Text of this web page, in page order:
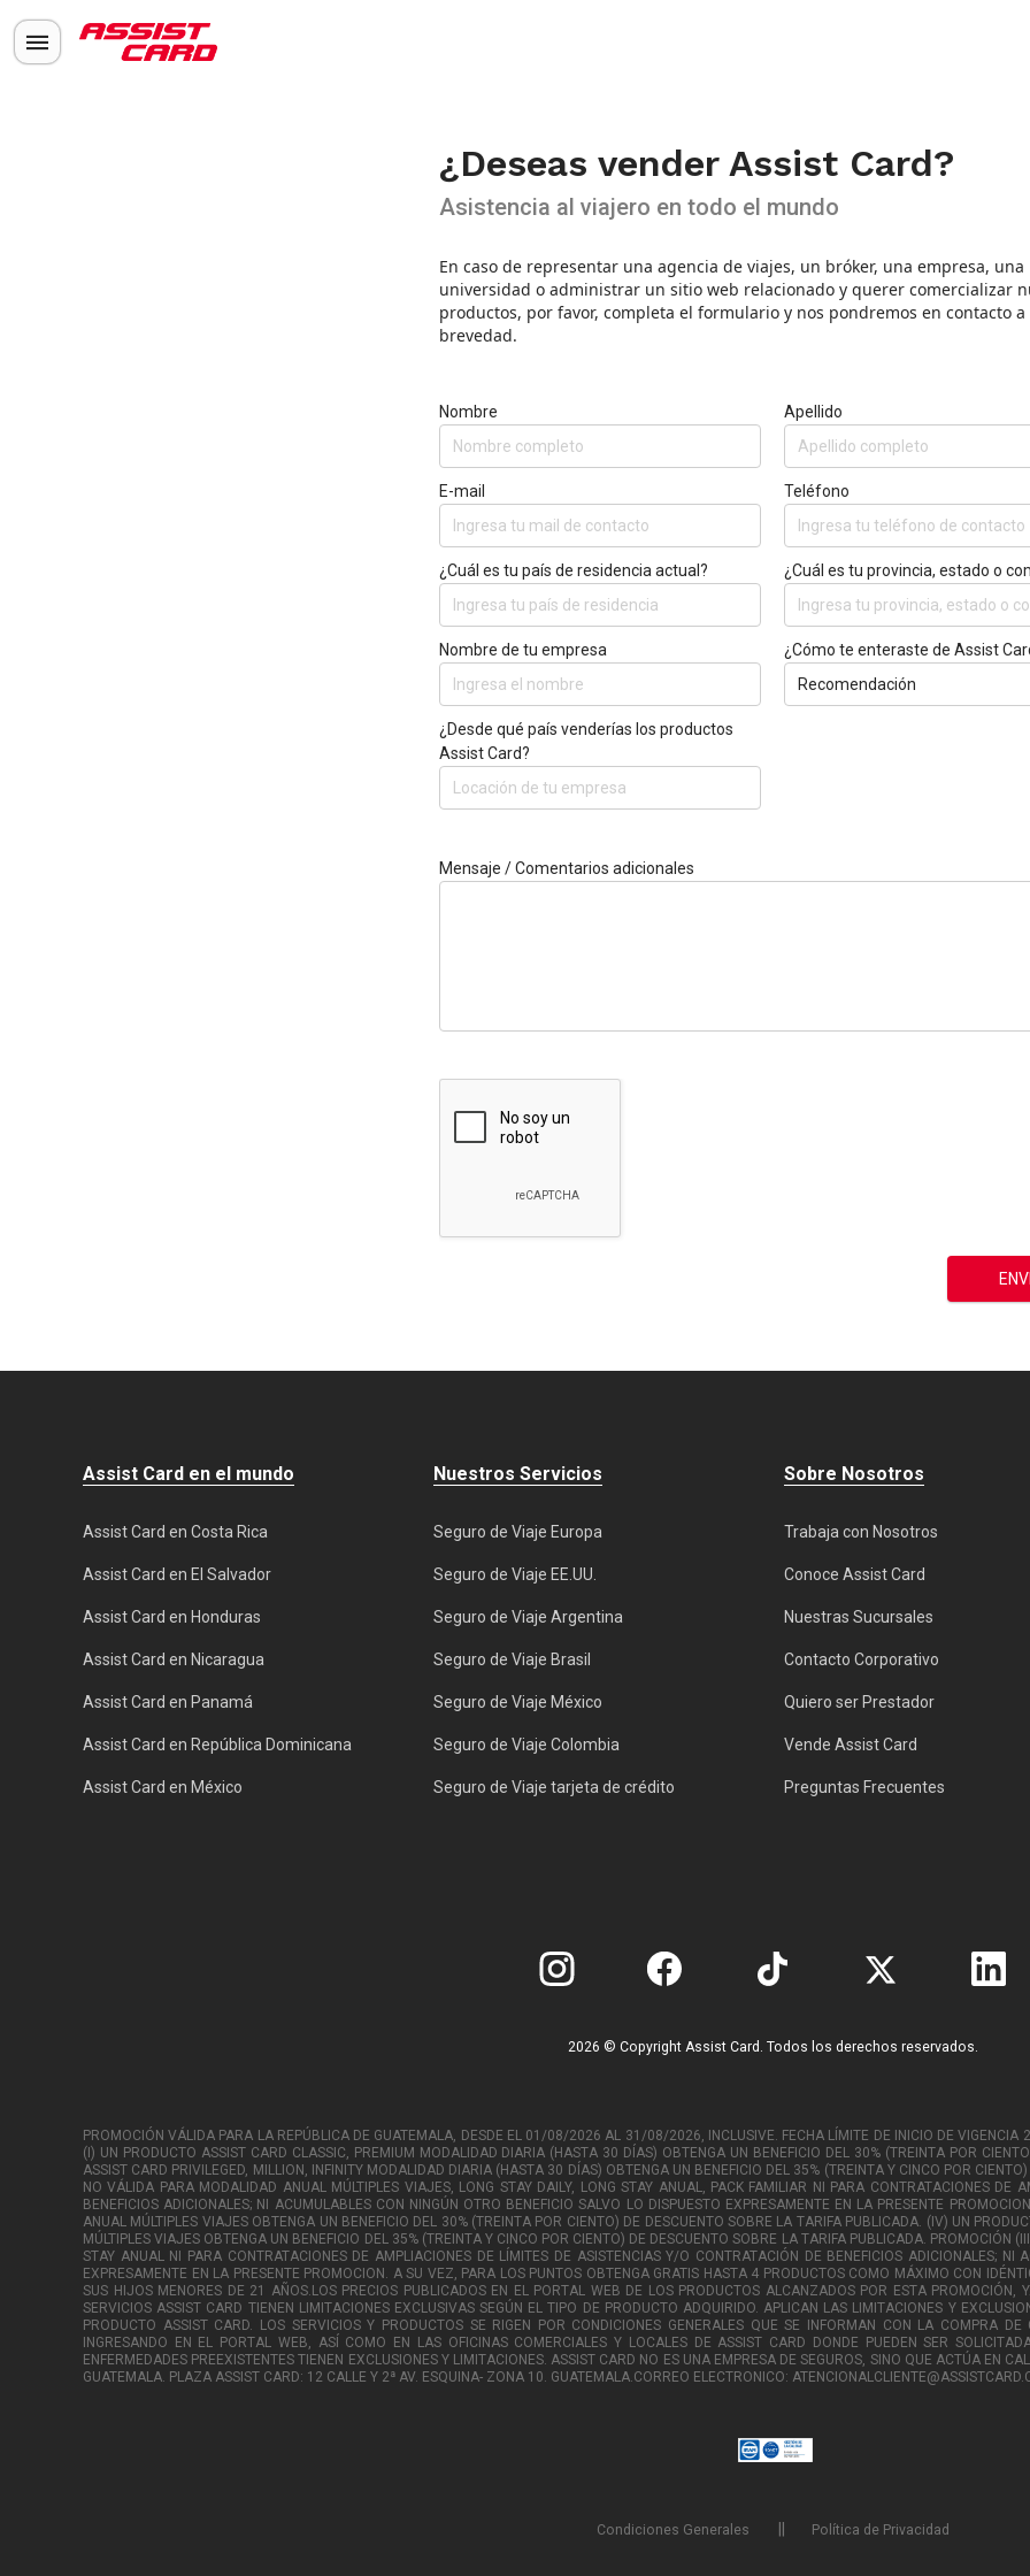
¿Deseas vender Assist Card?
Asistencia al viajero en todo el mundo
En caso de representar una agencia de viajes, un bróker, una empresa, una
universidad o administrar un sitio web relacionado y querer comercializar
productos, por favor, completa el formulario y nos pondremos en contacto a
brevedad.
Nombre Apellido
E-mail Teléfono
¿Cuál es tu país de residencia actual? ¿Cuál es tu provincia, estado o
Nombre de tu empresa ¿Cómo te enteraste de Assist
¿Desde qué país venderías los productos
Assist Card?
Mensaje / Comentarios adicionales
Assist Card en el mundo
Assist Card en Costa Rica
Assist Card en El Salvador
Assist Card en Honduras
Assist Card en Nicaragua
Assist Card en Panamá
Assist Card en República Dominicana
Assist Card en México
Nuestros Servicios
Seguro de Viaje Europa
Seguro de Viaje EE.UU.
Seguro de Viaje Argentina
Seguro de Viaje Brasil
Seguro de Viaje México
Seguro de Viaje Colombia
Seguro de Viaje tarjeta de crédito
Sobre Nosotros
Trabaja con Nosotros
Conoce Assist Card
Nuestras Sucursales
Contacto Corporativo
Quiero ser Prestador
Vende Assist Card
Preguntas Frecuentes
2026 © Copyright Assist Card. Todos los derechos reservados.
PROMOCIÓN VÁLIDA PARA LA REPÚBLICA DE GUATEMALA, DESDE EL 01/08/2026 AL 31/08/2026, INCLUSIVE. FECHA LÍMITE DE INICIO DE
(I) UN PRODUCTO ASSIST CARD CLASSIC, PREMIUM MODALIDAD DIARIA (HASTA 30 DÍAS) OBTENGA UN BENEFICIO DEL 30% (TREINTA POR
ASSIST CARD PRIVILEGED, MILLION, INFINITY MODALIDAD DIARIA (HASTA 30 DÍAS) OBTENGA UN BENEFICIO DEL 35% (TREINTA Y CINCO POR
NO VÁLIDA PARA MODALIDAD ANUAL MÚLTIPLES VIAJES, LONG STAY DAILY, LONG STAY ANUAL, PACK FAMILIAR NI PARA CONTRATACIONES DE
BENEFICIOS ADICIONALES; NI ACUMULABLES CON NINGÚN OTRO BENEFICIO SALVO LO DISPUESTO EXPRESAMENTE EN LA PRESENTE
ANUAL MÚLTIPLES VIAJES OBTENGA UN BENEFICIO DEL 30% (TREINTA POR CIENTO) DE DESCUENTO SOBRE LA TARIFA PUBLICADA. (IV) UN
MÚLTIPLES VIAJES OBTENGA UN BENEFICIO DEL 35% (TREINTA Y CINCO POR CIENTO) DE DESCUENTO SOBRE LA TARIFA PUBLICADA. PROMOCIÓN
STAY ANUAL NI PARA CONTRATACIONES DE AMPLIACIONES DE LÍMITES DE ASISTENCIAS Y/O CONTRATACIÓN DE BENEFICIOS ADICIONALES; NI
EXPRESAMENTE EN LA PRESENTE PROMOCION. A SU VEZ, PARA LOS PUNTOS OBTENGA GRATIS HASTA 4 PRODUCTOS COMO MÁXIMO CON
SUS HIJOS MENORES DE 21 AÑOS.LOS PRECIOS PUBLICADOS EN EL PORTAL WEB DE LOS PRODUCTOS ALCANZADOS POR ESTA PROMOCIÓN,
SERVICIOS ASSIST CARD TIENEN LIMITACIONES EXCLUSIVAS SEGÚN EL TIPO DE PRODUCTO ADQUIRIDO. APLICAN LAS LIMITACIONES Y
PRODUCTO ASSIST CARD. LOS SERVICIOS Y PRODUCTOS SE RIGEN POR CONDICIONES GENERALES QUE SE INFORMAN CON LA COMPRA
INGRESANDO EN EL PORTAL WEB, ASÍ COMO EN LAS OFICINAS COMERCIALES Y LOCALES DE ASSIST CARD DONDE PUEDEN SER
ENFERMEDADES PREEXISTENTES TIENEN EXCLUSIONES Y LIMITACIONES. ASSIST CARD NO ES UNA EMPRESA DE SEGUROS, SINO QUE ACTÚA EN
GUATEMALA. PLAZA ASSIST CARD: 12 CALLE Y 2ª AV. ESQUINA- ZONA 10. GUATEMALA.CORREO ELECTRONICO:
Condiciones Generales Política de Privacidad